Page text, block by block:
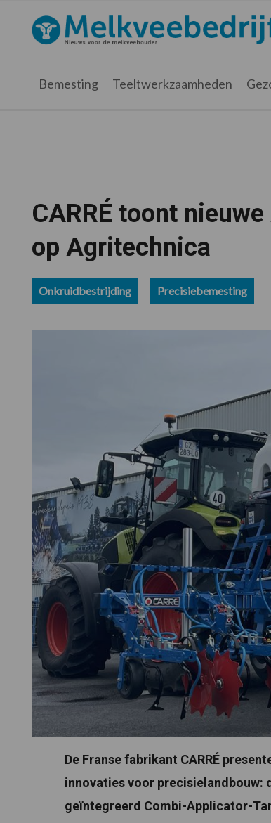
hoofdnavigatie
hoofd
eerste
voettekst
Melkveebedrijf.nl
Bemesting Teeltwerkzaamheden
CARRÉ toont
op Agritechnica
Onkruidbestrijding Precisiebemesting
De Franse fabrikant CARRÉ
innovaties voor precisielandbouw:
geïntegreerd Combi-Applicator-